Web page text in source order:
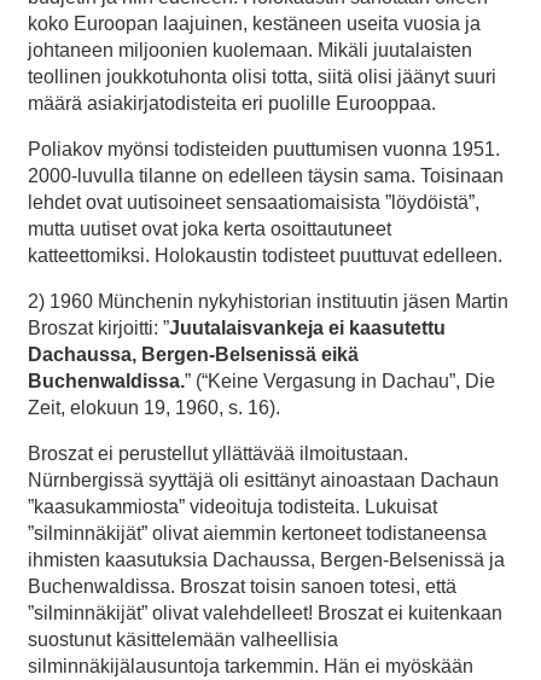
koko Euroopan laajuinen, kestäneen useita vuosia ja
johtaneen miljoonien kuolemaan. Mikäli juutalaisten
teollinen joukkotuhonta olisi totta, siitä olisi jäänyt suuri
määrä asiakirjatodisteita eri puolille Eurooppaa.
Poliakov myönsi todisteiden puuttumisen vuonna 1951.
2000-luvulla tilanne on edelleen täysin sama. Toisinaan
lehdet ovat uutisoineet sensaatiomaisista ”löydöistä”,
mutta uutiset ovat joka kerta osoittautuneet
katteettomiksi. Holokaustin todisteet puuttuvat edelleen.
2) 1960 Münchenin nykyhistorian instituutin jäsen Martin
Broszat kirjoitti: ”Juutalaisvankeja ei kaasutettu
Dachaussa, Bergen-Belsenissä eikä
Buchenwaldissa.” (“Keine Vergasung in Dachau”, Die
Zeit, elokuun 19, 1960, s. 16).
Broszat ei perustellut yllättävää ilmoitustaan.
Nürnbergissä syyttäjä oli esittänyt ainoastaan Dachaun
”kaasukammiosta” videoituja todisteita. Lukuisat
”silminnäkijät” olivat aiemmin kertoneet todistaneensa
ihmisten kaasutuksia Dachaussa, Bergen-Belsenissä ja
Buchenwaldissa. Broszat toisin sanoen totesi, että
”silminnäkijät” olivat valehdelleet! Broszat ei kuitenkaan
suostunut käsittelemään valheellisia
silminnäkijälausuntoja tarkemmin. Hän ei myöskään